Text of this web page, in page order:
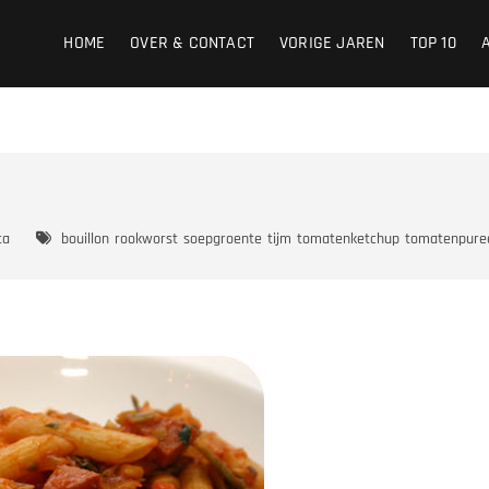
HOME OVER & CONTACT VORIGE JAREN TOP 10
bouillon rookworst soepgroente tijm tomatenketchup